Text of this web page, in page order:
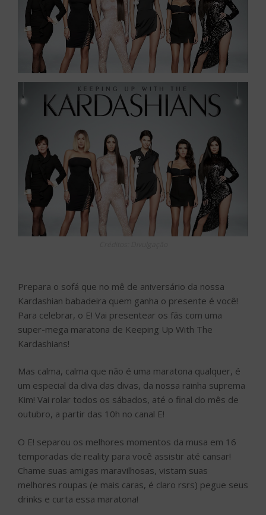
Prepara o sofá que no mê de aniversário da nossa
Kardashian babadeira quem ganha o presente é você!
Para celebrar, o E! Vai presentear os fãs com uma
super-mega maratona de Keeping Up With The
Kardashians!
Mas calma, calma que não é uma maratona qualquer, é
um especial da diva das divas, da nossa rainha suprema
Kim! Vai rolar todos os sábados, até o final do mês de
outubro, a partir das 10h no canal E!
O E! separou os melhores momentos da musa em 16
temporadas de reality para você assistir até cansar!
Chame suas amigas maravilhosas, vistam suas
melhores roupas (e mais caras, é claro rsrs) pegue seus
drinks e curta essa maratona!